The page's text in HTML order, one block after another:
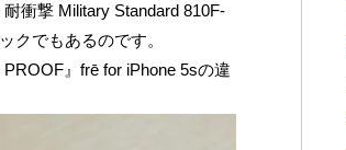
衝撃 Military Standard 810F-
クでもあるのです。
』frē for iPhone 5sの違